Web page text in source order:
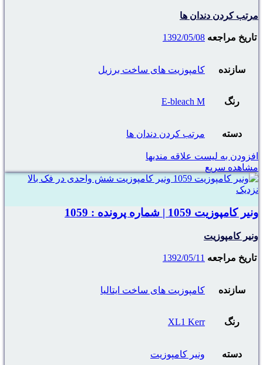
مرتب کردن دندان ها
تاریخ مراجعه 1392/05/08
سازنده کامپوزیت های ساخت برزیل
رنگ E-bleach M
دسته مرتب کردن دندان ها
افزودن به لیست علاقه مندیها
مشاهده سریع
نزدیک
ونیر کامپوزیت 1059 | شماره پرونده : 1059
ونیر کامپوزیت
تاریخ مراجعه 1392/05/11
سازنده کامپوزیت های ساخت ایتالیا
رنگ XL1 Kerr
دسته ونیر کامپوزیت